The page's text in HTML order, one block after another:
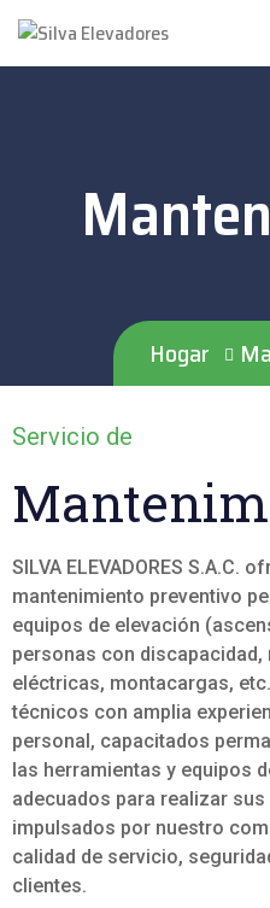
Hogar
Servicio de
SILVA ELEVADORES S.A.C.
mantenimiento preventivo
equipos de elevación
personas con
eléctricas, montacargas,
técnicos con amplia
personal, capacitados
las herramientas y equipos
adecuados para realizar
impulsados por nuestro
calidad de servicio,
clientes.